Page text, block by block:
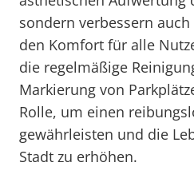
sondern verbessern
den Komfort für alle
die regelmäßige
Markierung von
Rolle, um einen
gewährleisten und die
Stadt zu erhöhen.